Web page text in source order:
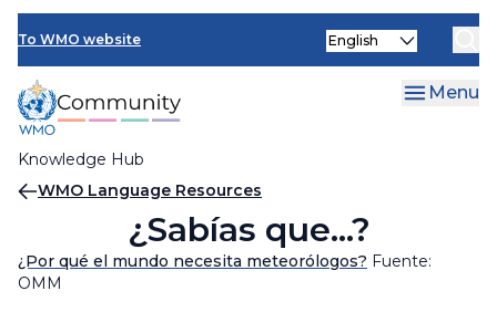
Skip
main
content
To WMO website
Knowledge Hub
Select
Menu
Breadcrumb
WMO Language Resources
¿Sabías que...?
¿Por qué el mundo necesita meteorólogos? Fuente:
OMM